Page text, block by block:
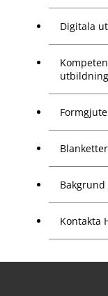
Digitala
Kontakta